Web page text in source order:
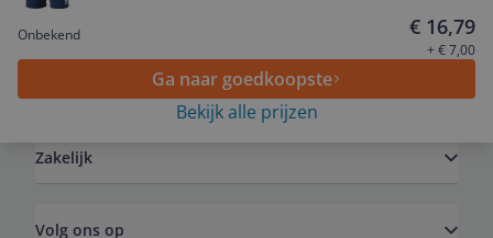
Onbekend € 16,79
+ € 7,00
Ga naar goedkoopste
Bekijk alle prijzen
Service
Zakelijk
Volg ons op